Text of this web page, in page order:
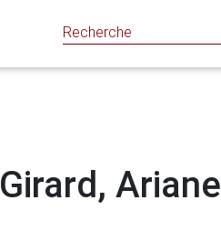
Ariane